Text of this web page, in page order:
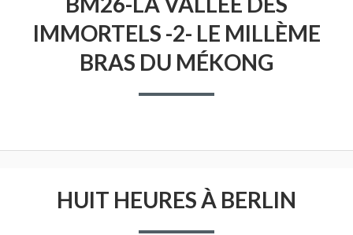
IMMORTELS -2- LE MILLÈME
BRAS DU MÉKONG
HUIT HEURES À BERLIN